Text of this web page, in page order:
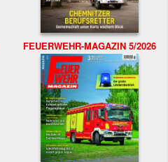
FEUERWEHR-MAGAZIN 5/2026